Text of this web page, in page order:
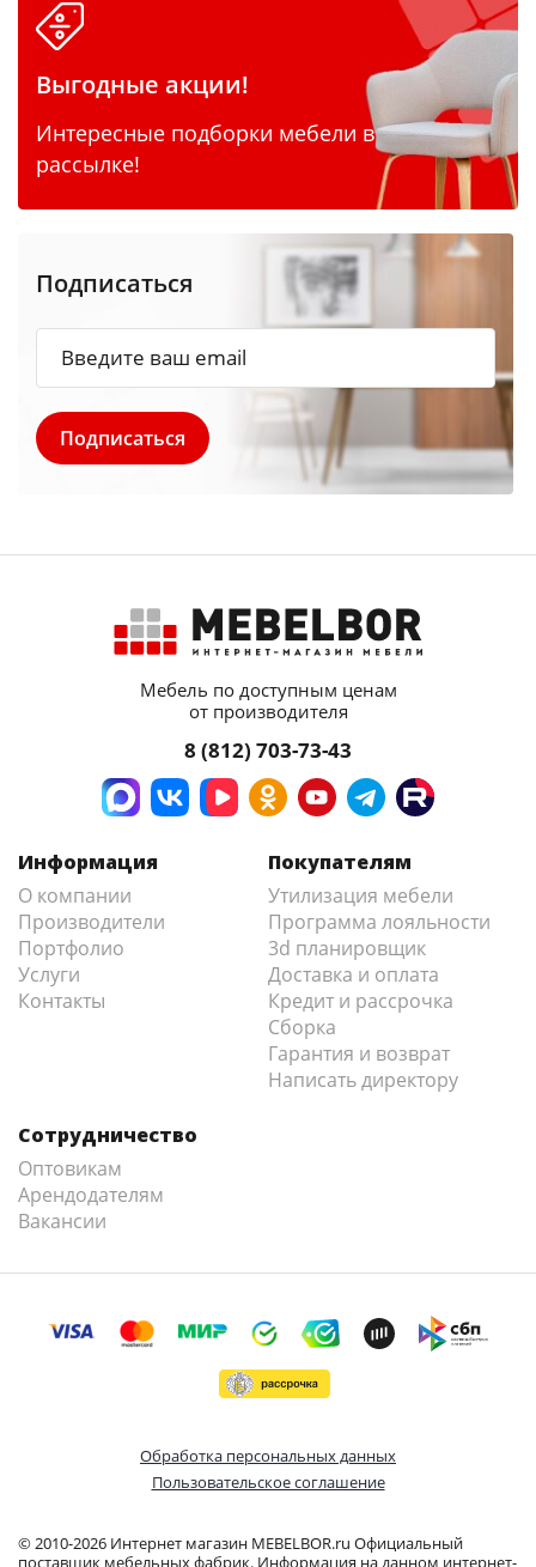
Выгодные акции!
Интересные подборки мебели в
рассылке!
Подписаться
Мебель по доступным ценам
от производителя
8 (812) 703-73-43
Информация
О компании
Производители
Портфолио
Услуги
Контакты
Покупателям
Утилизация мебели
Программа лояльности
3d планировщик
Доставка и оплата
Кредит и рассрочка
Сборка
Гарантия и возврат
Написать директору
Сотрудничество
Оптовикам
Арендодателям
Вакансии
© 2010-2026 Интернет магазин MEBELBOR.ru Официальный
поставщик мебельных фабрик. Информация на данном интернет-
Обработка персональных данных
Пользовательское соглашение